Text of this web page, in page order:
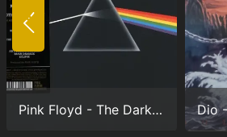
Не запоминать
Pink Floyd - The Dark Side Of The Moon (Anniversary version) (24/192.0)